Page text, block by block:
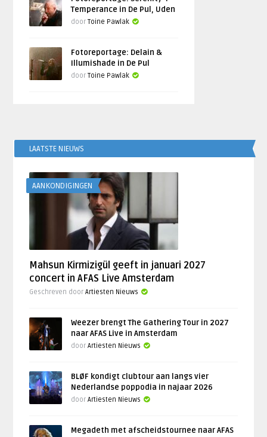
Temperance in De Pul, Uden
doorToine Pawlak
Fotoreportage: Delain &
Illumishade in De Pul
doorToine Pawlak
LAATSTE NIEUWS
AANKONDIGINGEN
Mahsun Kirmizigül geeft in januari 2027
concert in AFAS Live Amsterdam
Geschreven doorArtiesten Nieuws
Weezer brengt The Gathering Tour in 2027
naar AFAS Live in Amsterdam
doorArtiesten Nieuws
BLØF kondigt clubtour aan langs vier
Nederlandse poppodia in najaar 2026
doorArtiesten Nieuws
Megadeth met afscheidstournee naar AFAS